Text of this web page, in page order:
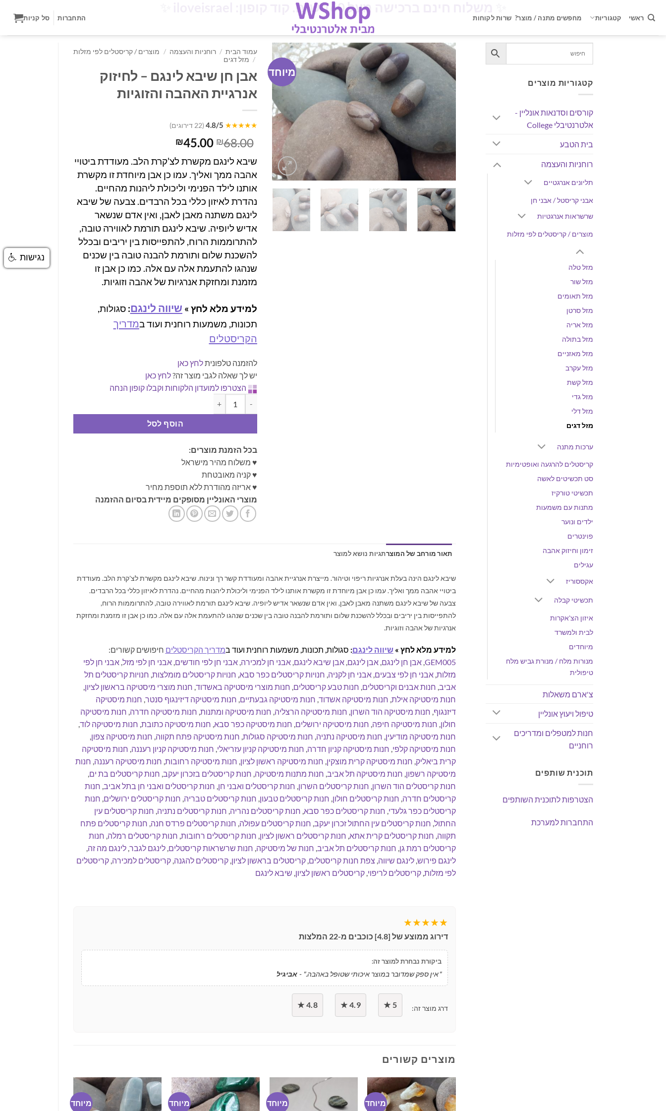
ראשי קטגוריות מחפשים מתנה / מוצר? שרות לקוחות התחברות סל קניות
משלוח חינם ברכישה מעל 160 ש"ח. קוד קופון: iloveisrael
קטגוריות מוצרים
קורסים וסדנאות אונליין -
אלטרנטיבלי College
בית הטבע
רוחניות והעצמה
תליונים אנרגטיים
אבני קריסטל / אבני חן
שרשראות אנרגטיות
מוצרים / קריסטלים לפי מזלות
מזל טלה
מזל שור
מזל תאומים
מזל סרטן
מזל אריה
מזל בתולה
מזל מאזניים
מזל עקרב
מזל קשת
מזל גדי
מזל דלי
מזל דגים
ערכות מתנה
קריסטלים להרגעה ואופטימיות
סט תכשיטים לאשה
תכשיטי טורקיז
מתנות עם משמעות
ילדים ונוער
פוינטרים
זימון וחיזוק אהבה
עגילים
אקססוריז
תכשיטי קבלה
איזון הצ'אקרות
לבית ולמשרד
מיוחדים
מנורות מלח / מנורת גביש מלח
טיפולית
צ'ארם משאלות
טיפול ויעוץ אונליין
חנות למטפלים ומדריכים
רוחניים
תוכנית שותפים
הצטרפות לתוכנית השותפים
התחברות למערכת
מיוחד
עמוד הבית / רוחניות והעצמה /
מוצרים / קריסטלים לפי מזלות
/ מזל דגים
אבן חן שיבא לינגם – לחיזוק
אנרגיית האהבה והזוגיות
★★★★★
4.8/5 (22 דירוגים)
₪68.00
המחיר
המקורי
היה:
₪68.00.
₪45.00
הנוכחי
הוא:
₪45.00.
שיבא לינגם מקשרת לצ'קרת הלב. מעודדת ביטויי
אהבה ממך ואליך. עמו כן אבן מיוחדת זו מקשרת
אותנו לילד הפנימי וליכולת ליהנות מהחיים.
נהדרת לאיזון כללי בכל הרבדים.צבעה של שיבא
לינגם משתנה מאבן לאבן, ואין אדם שנשאר
אדיש ליופיה. שיבא לינגם תורמת לאווירה טובה,
להתרוממות הרוח, להתפייסות בין יריבים ובכלל
להשכנת שלום ותורמת להבנה טובה בין שכנים
שנהגו להתעמת אלה עם אלה. כמו כן אבן זו
מזמנת ומחזקת אנרגיות של אהבה וזוגיות.
למידע מלא לחץ » שיווה לינגם: סגולות,
תכונות, משמעות רוחנית ועוד במדריך
הקריסטלים
להזמנה טלפוניתלחץ כאן
יש לך שאלה לגבי מוצר זה?לחץ כאן
הצטרפו למועדון הלקוחות וקבלו קופון הנחה
הוסף לסל
בכל הזמנת מוצרים:
♥ משלוח מהיר מישראל
♥ קניה מאובטחת
♥ אריזה מהודרת ללא תוספת מחיר
מוצרי האונליין מסופקים מיידית בסיום ההזמנה
תאור מורחב של המוצרתגיות נושא למוצר
שיבא לינגם הינה בעלת אנרגיות ריפוי וטיהור. מייצרת אנרגיית אהבה ומעודדת קשר רך ונינוח. שיבא לינגם מקשרת לצ'קרת הלב. מעודדת
ביטויי אהבה ממך ואליך. עמו כן אבן מיוחדת זו מקשרת אותנו לילד הפנימי וליכולת ליהנות מהחיים. נהדרת לאיזון כללי בכל הרבדים.
צבעה של שיבא לינגם משתנה מאבן לאבן, ואין אדם שנשאר אדיש ליופיה.שיבא לינגם תורמת לאווירה טובה, להתרוממות הרוח,
להתפייסות בין יריבים ובכלל להשכנת שלום ותורמת להבנה טובה בין שכנים שנהגו להתעמת אלה עם אלה. כמו כן אבן זו מזמנת ומחזקת
אנרגיות של אהבה וזוגיות.
למידע מלא לחץ »שיווה לינגם: סגולות, תכונות, משמעות רוחנית ועוד במדריך הקריסטלים חיפושים קשורים:
GEM005
,אבן חן לינגם,אבן לינגם,אבן שיבא לינגם,אבני חן למכירה,אבני חן לפי חודשים,אבני חן לפי מזל,אבני חן לפי
מזלות,אבני חן לפי צבעים,אבני חן לקניה, חנויות קריסטלים כפר סבא, חנויות קריסטלים מומלצות, חנויות קריסטלים תל
אביב, חנות אבנים וקריסטלים, חנות טבע קריסטלים, חנות מוצרי מיסטיקה באשדוד, חנות מוצרי מיסטיקה בראשון לציון,
חנות מיסטיקה אילת, חנות מיסטיקה אשדוד, חנות מיסטיקה גבעתיים, חנות מיסטיקה דיזינגוף סנטר, חנות מיסטיקה
דיזנגוף, חנות מיסטיקה הוד השרון, חנות מיסטיקה הרצליה, חנות מיסטיקה ומתנות, חנות מיסטיקה חדרה, חנות מיסטיקה
חולון, חנות מיסטיקה חיפה, חנות מיסטיקה ירושלים, חנות מיסטיקה כפר סבא, חנות מיסטיקה כתובת, חנות מיסטיקה לוד,
חנות מיסטיקה מודיעין, חנות מיסטיקה נתניה, חנות מיסטיקה סגולות, חנות מיסטיקה פתח תקווה, חנות מיסטיקה צפון,
חנות מיסטיקה קלפי, חנות מיסטיקה קניון חדרה, חנות מיסטיקה קניון עזריאלי, חנות מיסטיקה קניון רעננה, חנות מיסטיקה
קרית ביאליק, חנות מיסטיקה קרית מוצקין, חנות מיסטיקה ראשון לציון, חנות מיסטיקה רחובות, חנות מיסטיקה רעננה, חנות
מיסטיקה רשפון, חנות מיסטיקה תל אביב, חנות מתנות מיסטיקה, חנות קריסטלים בזכרון יעקב, חנות קריסטלים בת ים,
חנות קריסטלים הוד השרון, חנות קריסטלים השרון, חנות קריסטלים ואבני חן, חנות קריסטלים ואבני חן בתל אביב, חנות
קריסטלים חדרה, חנות קריסטלים חולון, חנות קריסטלים טבעון, חנות קריסטלים טבריה, חנות קריסטלים ירושלים, חנות
קריסטלים כפר גלעדי, חנות קריסטלים כפר סבא, חנות קריסטלים נהריה, חנות קריסטלים נתניה, חנות קריסטלים עין
החתול, חנות קריסטלים עין החתול זכרון יעקב, חנות קריסטלים עפולה, חנות קריסטלים פרדס חנה, חנות קריסטלים פתח
תקווה, חנות קריסטלים קרית אתא, חנות קריסטלים ראשון לציון, חנות קריסטלים רחובות, חנות קריסטלים רמלה, חנות
קריסטלים רמת גן, חנות קריסטלים תל אביב, חנות של מיסטיקה, חנות שרשראות קריסטלים,לינגם לגבר,לינגם מה זה,
לינגם פירוש,לינגם שיווה, צפת חנות קריסטלים,קריסטלים בראשון לציון,קריסטלים להגנה,קריסטלים למכירה,קריסטלים
לפי מזלות,קריסטלים לריפוי,קריסטלים ראשון לציון, שיבא לינגם
★★★★★
דירוג ממוצע של [4.8] כוכבים מ-22 המלצות
ביקורת נבחרת למוצר זה:
"אין ספק שמדובר במוצר איכותי שטופל באהבה." -אביגיל
דרג מוצר זה: 5 ★
4.9 ★
4.8 ★
מוצרים קשורים
מיוחד מיוחד מיוחד מיוחד
נגישות